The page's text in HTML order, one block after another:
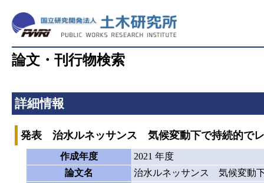
論文・刊行物検索
詳細情報
発表 治水ルネッサンス 気候変動下で持続的で
作成年度
2021 年度
論文名
治水ルネッサンス 気候変動